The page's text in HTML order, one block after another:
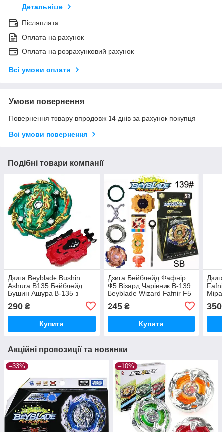
Детальніше
Післяплата
Оплата на рахунок
Оплата на розрахунковий рахунок
Всі умови оплати
Умови повернення
Повернення товару впродовж 14 днів за рахунок покупця
Всі умови повернення
Подібні товари компанії
Дзига Beyblade Bushin
Ashura B135 Бейблейд
Бушин Ашура B-135 з
290 ₴
Купити
Дзига Бейблейд Фафнір
Ф5 Візард Чарівник B-139
Beyblade Wizard Fafnir F5
245₴
Купити
350
Акційні пропозиції та новинки
–33% –10%